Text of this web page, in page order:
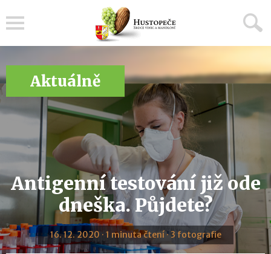
Aktuálně
Antigenní testování již ode
dneška. Půjdete?
16. 12. 2020 · 1 minuta čtení · 3 fotografie